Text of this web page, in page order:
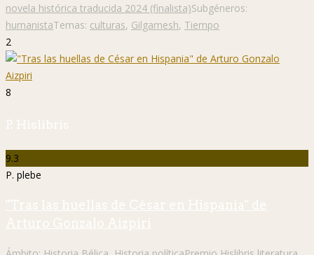
novela histórica traducida 2024 (finalista)Subgéneros:
humanistaTemas: culturas, Gilgamesh, Tiempo
2
8
P. Hislibris
9.3
P. plebe
"Tras las huellas de César en Hispania" de
Arturo Gonzalo Aizpiri